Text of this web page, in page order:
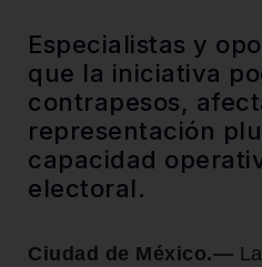
Especialistas y
que la iniciativa
contrapesos,
representación
capacidad
electoral.
Ciudad de México.—